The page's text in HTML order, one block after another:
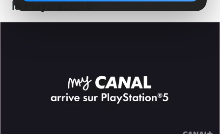
la Playstation 5